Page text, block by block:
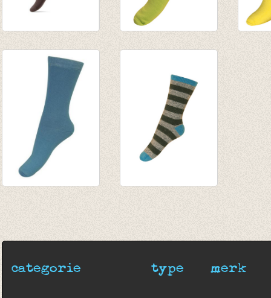
categorie type merk